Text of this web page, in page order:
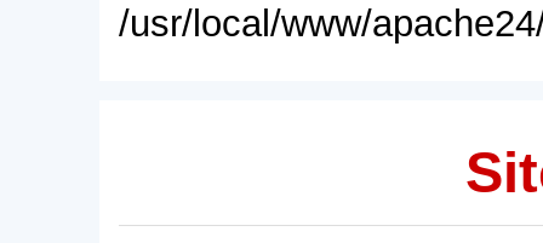
/usr/local/www/